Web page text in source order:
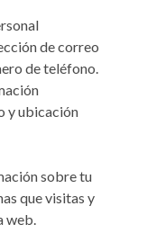
de correo
de teléfono.
y ubicación
sobre tu
que visitas y
web.